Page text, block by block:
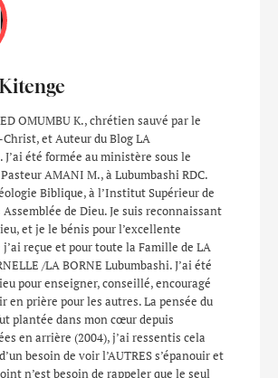
OMUMBU K., chrétien sauvé par le
Christ, et Auteur du Blog LA
J’ai été formée au ministère sous le
AMANI M., à Lubumbashi RDC.
Biblique, à l’Institut Supérieur de
de Dieu. Je suis reconnaissant
et je le bénis pour l’excellente
reçue et pour toute la Famille de LA
/LA BORNE Lubumbashi. J’ai été
pour enseigner, conseillé, encouragé
en prière pour les autres. La pensée du
plantée dans mon cœur depuis
en arrière (2004), j’ai ressentis cela
besoin de voir l’AUTRES s’épanouir et
n’est besoin de rappeler que le seul